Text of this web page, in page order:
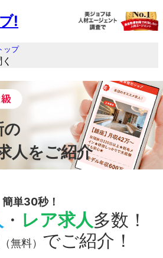
ップ
人をご紹介
簡単30秒！
・ レア求人多数！
（無料） でご紹介！